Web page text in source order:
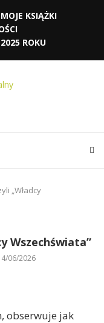
MOJE KSIĄŻKI
ROKU
„Władcy
Wszechświata”
06/2026
obserwuje jak